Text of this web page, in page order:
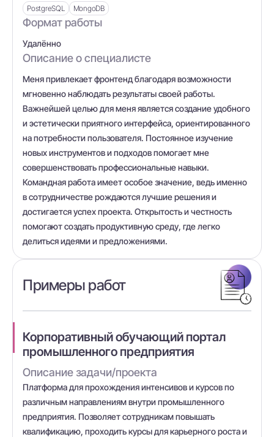
PostgreSQL MongoDB
Формат работы
Удалённо
Описание о специалисте
Меня привлекает фронтенд благодаря возможности
мгновенно наблюдать результаты своей работы.
Важнейшей целью для меня является создание удобного
и эстетически приятного интерфейса, ориентированного
на потребности пользователя. Постоянное изучение
новых инструментов и подходов помогает мне
совершенствовать профессиональные навыки.
Командная работа имеет особое значение, ведь именно
в сотрудничестве рождаются лучшие решения и
достигается успех проекта. Открытость и честность
помогают создать продуктивную среду, где легко
делиться идеями и предложениями.
Примеры работ
Корпоративный обучающий портал
промышленного предприятия
Описание задачи/проекта
Платформа для прохождения интенсивов и курсов по
различным направлениям внутри промышленного
предприятия. Позволяет сотрудникам повышать
квалификацию, проходить курсы для карьерного роста и